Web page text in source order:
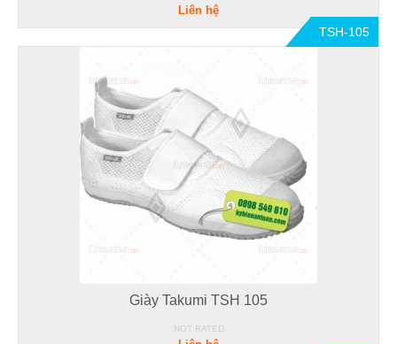
Liên hệ
TSH-105
Giày Takumi TSH 105
NOT RATED